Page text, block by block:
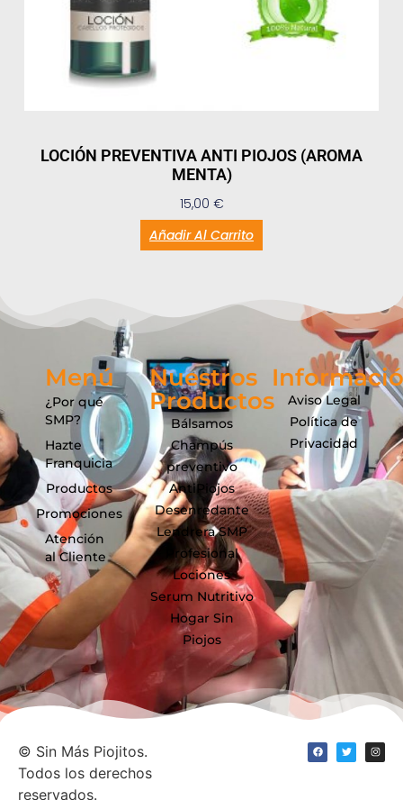
LOCIÓN PREVENTIVA ANTI PIOJOS (AROMA
MENTA)
15,00 €
Añadir Al Carrito
Menú
¿Por qué
SMP?
Hazte
Franquicia
Productos
Promociones
Atención
al Cliente
Nuestros
Productos
Bálsamos
Champús
preventivo
AntiPiojos
Desenredante
Lendrera SMP
Profesional
Lociones
Serum Nutritivo
Hogar Sin
Piojos
Aviso Legal
Política de
Privacidad
© Sin Más Piojitos.
Todos los derechos
reservados.